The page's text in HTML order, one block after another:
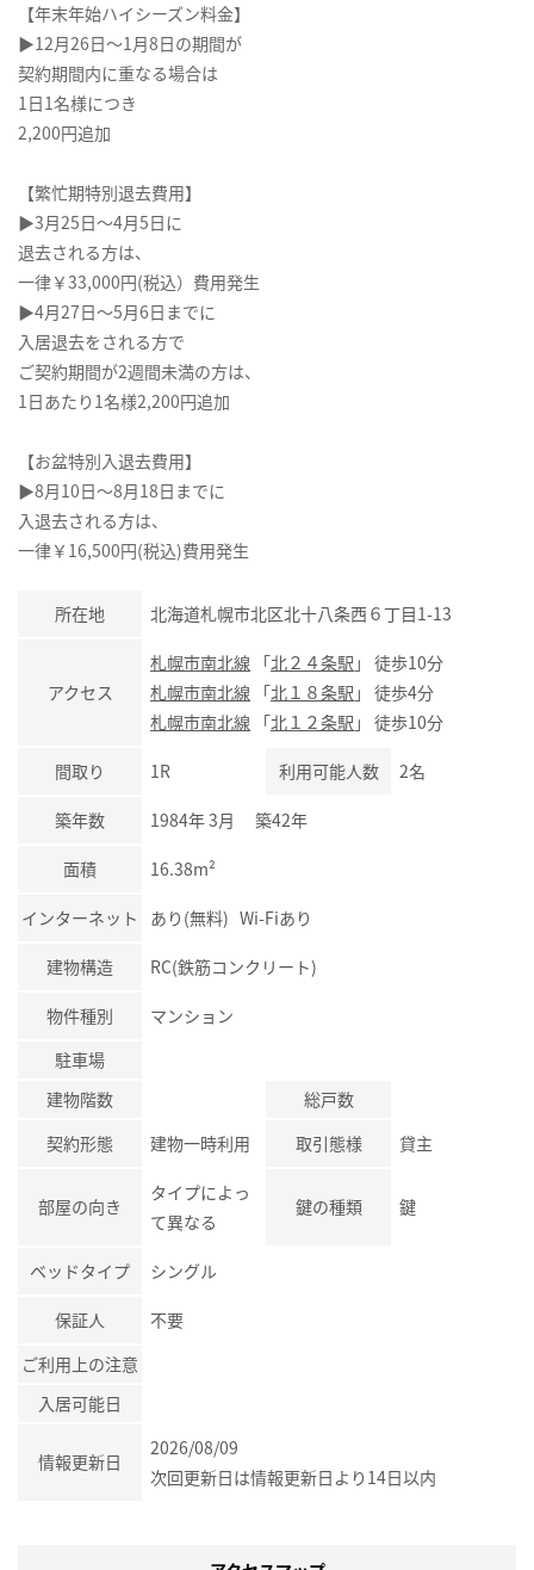
【年末年始ハイシーズン料金】
▶12月26日～1月8日の期間が
契約期間内に重なる場合は
1日1名様につき
2,200円追加
【繁忙期特別退去費用】
▶3月25日～4月5日に
退去される方は、
一律￥33,000円(税込）費用発生
▶4月27日～5月6日までに
入居退去をされる方で
ご契約期間が2週間未満の方は、
1日あたり1名様2,200円追加
【お盆特別入退去費用】
▶8月10日～8月18日までに
入退去される方は、
一律￥16,500円(税込)費用発生
所在地 北海道札幌市北区北十八条西６丁目1-13
アクセス
札幌市南北線 「北２４条駅 」 徒歩10分
札幌市南北線 「北１８条駅 」 徒歩4分
札幌市南北線 「北１２条駅 」 徒歩10分
間取り 1R 利用可能人数 2名
築年数 1984年 3月 築42年
面積 16.38m²
インターネット あり(無料) Wi-Fiあり
建物構造 RC(鉄筋コンクリート)
物件種別
マンション
駐車場
建物階数
総戸数
契約形態
建物一時利用 取引態様 貸主
部屋の向き
タイプによっ
て異なる
鍵の種類 鍵
ベッドタイプ シングル
保証人
不要
ご利用上の注意
入居可能日
情報更新日
2026/08/09
次回更新日は情報更新日より14日以内